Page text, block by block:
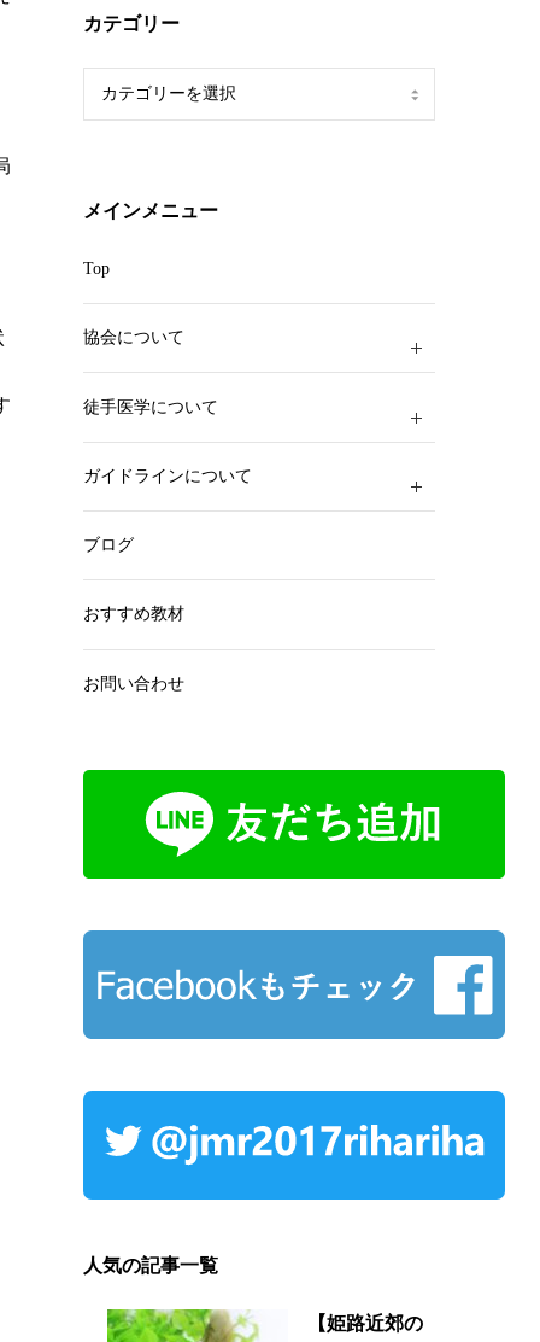
カテゴリー
メインメニュー
Top
協会について
徒手医学について
ガイドラインについて
ブログ
おすすめ教材
お問い合わせ
人気の記事一覧
【姫路近郊の